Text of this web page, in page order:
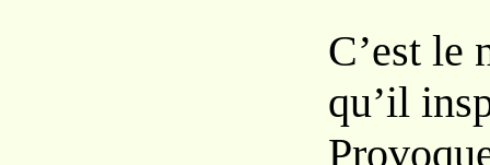
C’est le
qu’il